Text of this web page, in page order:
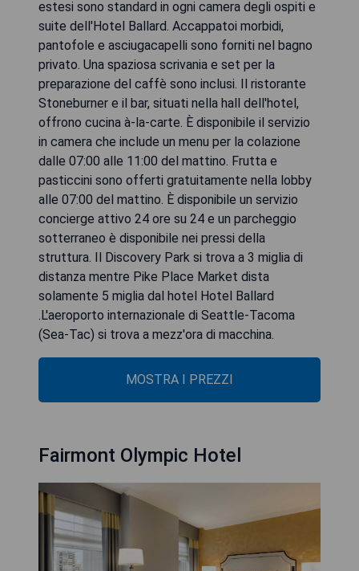
estesi sono standard in ogni camera degli ospiti e
suite dell'Hotel Ballard. Accappatoi morbidi,
pantofole e asciugacapelli sono forniti nel bagno
privato. Una spaziosa scrivania e set per la
preparazione del caffè sono inclusi. Il ristorante
Stoneburner e il bar, situati nella hall dell'hotel,
offrono cucina à-la-carte. È disponibile il servizio
in camera che include un menu per la colazione
dalle 07:00 alle 11:00 del mattino. Frutta e
pasticcini sono offerti gratuitamente nella lobby
alle 07:00 del mattino. È disponibile un servizio
concierge attivo 24 ore su 24 e un parcheggio
sotterraneo è disponibile nei pressi della
struttura. Il Discovery Park si trova a 3 miglia di
distanza mentre Pike Place Market dista
solamente 5 miglia dal hotel Hotel Ballard
.L'aeroporto internazionale di Seattle-Tacoma
(Sea-Tac) si trova a mezz'ora di macchina.
MOSTRA I PREZZI
Fairmont Olympic Hotel